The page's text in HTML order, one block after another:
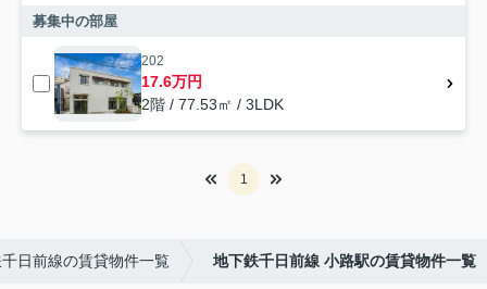
募集中の部屋
202
17.6万円
2階 / 77.53㎡ / 3LDK
1
日前線の賃貸物件一覧 地下鉄千日前線 小路駅の賃貸物件一覧